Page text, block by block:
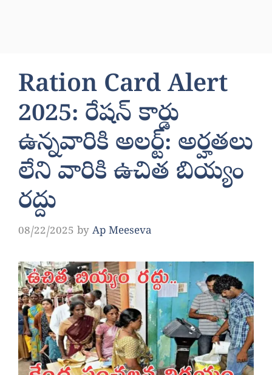
Ration Card Alert
2025: రేషన్ కార్డు
ఉన్నవారికి అలర్ట్: అర్హతలు
లేని వారికి ఉచిత బియ్యం
రద్దు
08/22/2025 by Ap Meeseva